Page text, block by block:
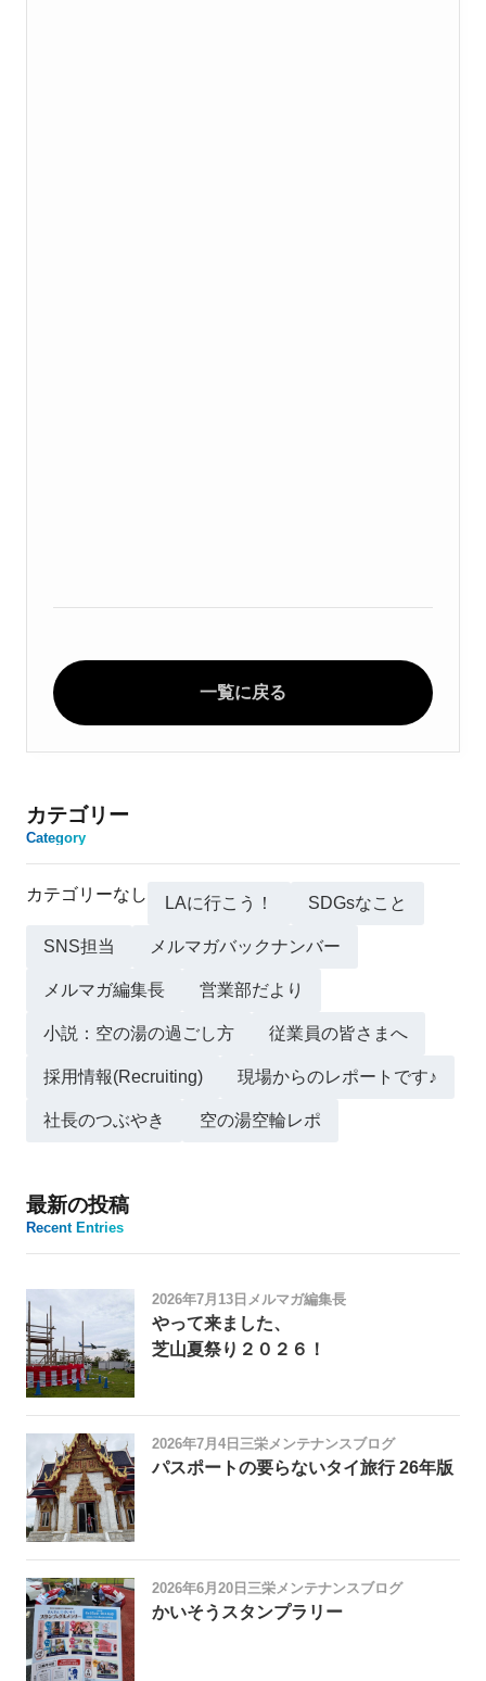
一覧に戻る
カテゴリー
Category
カテゴリーなし LAに行こう！ SDGsなこと
SNS担当 メルマガバックナンバー
メルマガ編集長 営業部だより
小説：空の湯の過ごし方 従業員の皆さまへ
採用情報(Recruiting) 現場からのレポートです♪
社長のつぶやき 空の湯空輪レポ
最新の投稿
Recent Entries
2026年7月13日 メルマガ編集長
やって来ました、
芝山夏祭り２０２６！
2026年7月4日 三栄メンテナンスブログ
パスポートの要らないタイ旅行 26年版
2026年6月20日 三栄メンテナンスブログ
かいそうスタンプラリー